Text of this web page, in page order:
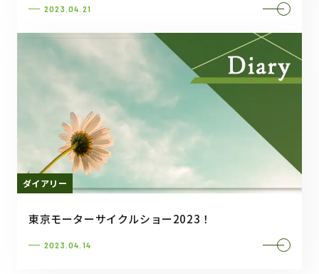
2023.04.21
ダイアリー
東京モーターサイクルショー2023！
2023.04.14